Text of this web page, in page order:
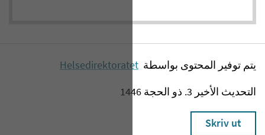
يتم توفير المحتوى بواسطة Helsedirektoratet
التحديث الأخير 3. ذو الحجة 1446
Skriv ut